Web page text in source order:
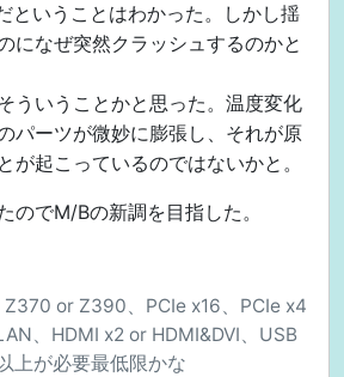
ということはわかった。しかし揺
になぜ突然クラッシュするのかと
ういうことかと思った。温度変化
パーツが微妙に膨張し、それが原
が起こっているのではないかと。
のでM/Bの新調を目指した。
Z370 or Z390、PCIe x16、PCIe x4
、HDMI x2 or HDMI&DVI、USB
上が必要最低限かな